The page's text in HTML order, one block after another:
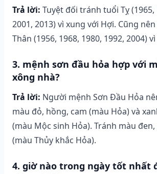
Trả lời: Tuyệt đối tránh tuổi Tỵ (1965,
2001, 2013) vì xung với Hợi. Cũng
Thân (1956, 1968, 1980, 1992, 2004)
3. mệnh sơn đầu hỏa hợp với
xông nhà?
Trả lời: Người mệnh Sơn Đầu Hỏa
màu đỏ, hồng, cam (màu Hỏa) và
(màu Mộc sinh Hỏa). Tránh màu
(màu Thủy khắc Hỏa).
4. giờ nào trong ngày tốt nhất